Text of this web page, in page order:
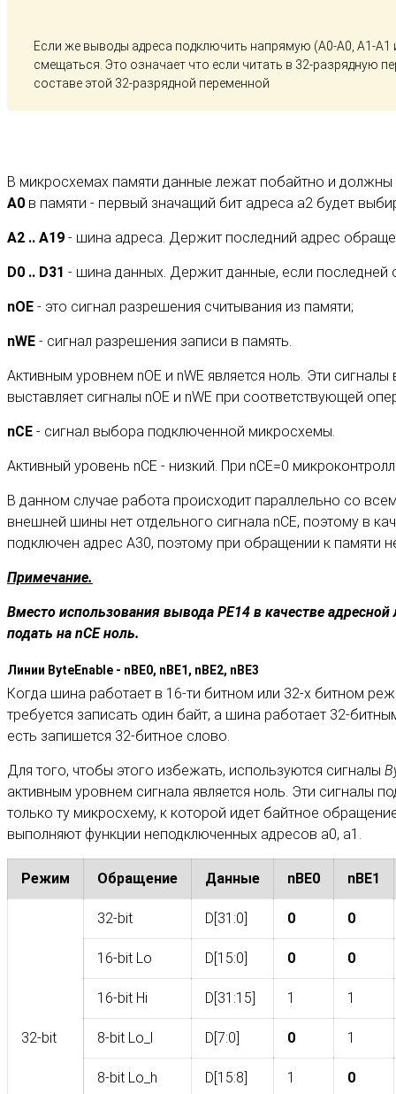
Если же выводы адреса подключить напрямую (А0-А0, А1-А1
смещаться. Это означает что если читать в 32-разрядную
составе этой 32-разрядной переменной
В микросхемах памяти данные лежат побайтно и
А0 в памяти - первый значащий бит адреса а2 будет
A2 .. A19 - шина адреса. Держит последний адрес
D0 .. D31 - шина данных. Держит данные, если последней
nOE - это сигнал разрешения считывания из памяти;
nWE - сигнал разрешения записи в память.
Активным уровнем nOE и nWE является ноль. Эти
выставляет сигналы nOE и nWE при соответствующей
nCE - сигнал выбора подключенной микросхемы.
Активный уровень nCE - низкий. При nCE=0
В данном случае работа происходит параллельно со
внешней шины нет отдельного сигнала nCE, поэтому в
подключен адрес А30, поэтому при обращении к памяти
Примечание.
Вместо использования вывода РЕ14 в качестве
подать на nCE ноль.
Линии ByteEnable - nBE0, nBE1, nBE2, nBE3
Когда шина работает в 16-ти битном или 32-х битном
требуется записать один байт, а шина работает 32-
есть запишется 32-битное слово.
Для того, чтобы этого избежать, используются сигналы
активным уровнем сигнала является ноль. Эти сигналы
только ту микросхему, к которой идет байтное
выполняют функции неподключенных адресов a0, a1.
Режим Обращение Данные nBE0 nBE1
32-bit
32-bit D[31:0] 0 0
16-bit Lo D[15:0] 0 0
16-bit Hi D[31:15] 1 1
8-bit Lo_l D[7:0] 0 1
8-bit Lo_h D[15:8] 1 0